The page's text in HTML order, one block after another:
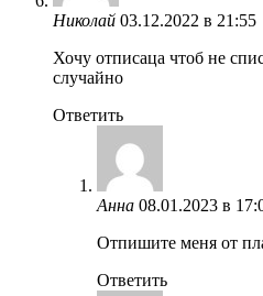
Николай 03.12.2022 в 21:55
Хочу отписаца чтоб не
случайно
Ответить
Анна 08.01.2023 в
Отпишите меня от
Ответить